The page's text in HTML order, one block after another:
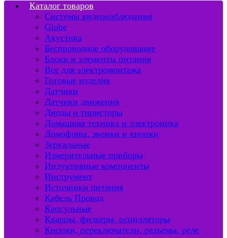
Каталог товаров
Системы видеонаблюдения
Globe
Акустика
Беспроводное оборудование
Блоки и элементы питания
Все для электромонтажа
Готовые изделия
Датчики
Датчики движения
Диоды и тиристоры
Домашняя техника и электроника
Домофоны, звонки и кнопки
Зеркальные
Измерительные приборы
Индуктивные компоненты
Инструмент
Источники питания
Кабель Провод
Капсульные
Кварцы, фильтры, осцилляторы
Кнопки, переключатели, разъемы, реле